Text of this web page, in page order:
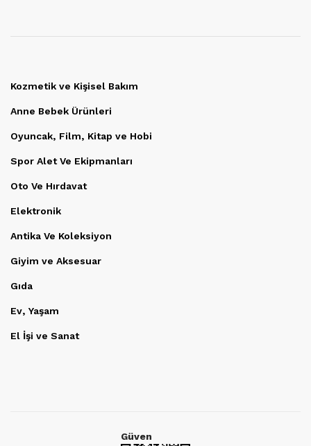
Kozmetik ve Kişisel Bakım
Anne Bebek Ürünleri
Oyuncak, Film, Kitap ve Hobi
Spor Alet Ve Ekipmanları
Oto Ve Hırdavat
Elektronik
Antika Ve Koleksiyon
Giyim ve Aksesuar
Gıda
Ev, Yaşam
El İşi ve Sanat
Güven